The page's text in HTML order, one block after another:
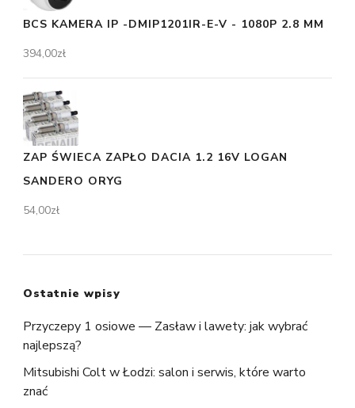
BCS KAMERA IP -DMIP1201IR-E-V - 1080P 2.8 MM
394,00zł
ZAP ŚWIECA ZAPŁO DACIA 1.2 16V LOGAN
SANDERO ORYG
54,00zł
Ostatnie wpisy
Przyczepy 1 osiowe — Zasław i lawety: jak wybrać
najlepszą?
Mitsubishi Colt w Łodzi: salon i serwis, które warto
znać